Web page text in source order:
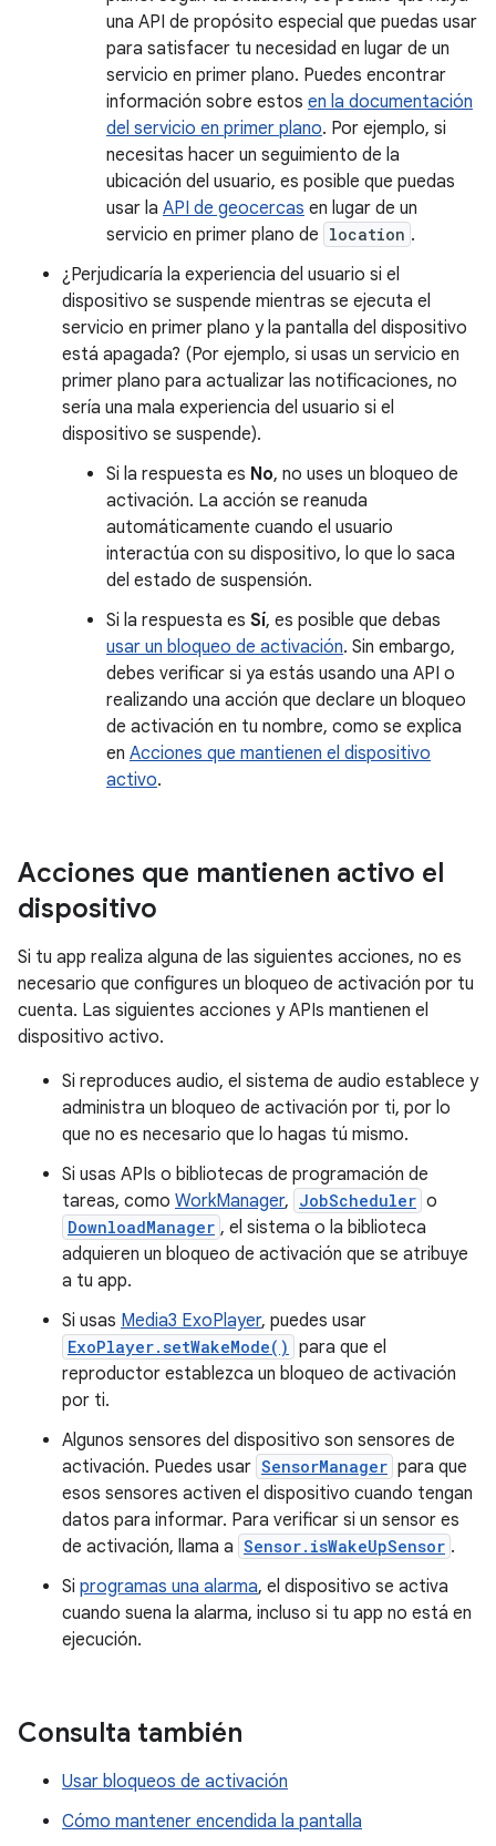
una API de propósito especial que puedas usar
para satisfacer tu necesidad en lugar de un
servicio en primer plano. Puedes encontrar
información sobre estos en la documentación
del servicio en primer plano. Por ejemplo, si
necesitas hacer un seguimiento de la
ubicación del usuario, es posible que puedas
usar la API de geocercas en lugar de un
servicio en primer plano de location .
¿Perjudicaría la experiencia del usuario si el
dispositivo se suspende mientras se ejecuta el
servicio en primer plano y la pantalla del dispositivo
está apagada? (Por ejemplo, si usas un servicio en
primer plano para actualizar las notificaciones, no
sería una mala experiencia del usuario si el
dispositivo se suspende).
Si la respuesta es No, no uses un bloqueo de
activación. La acción se reanuda
automáticamente cuando el usuario
interactúa con su dispositivo, lo que lo saca
del estado de suspensión.
Si la respuesta es Sí, es posible que debas
usar un bloqueo de activación. Sin embargo,
debes verificar si ya estás usando una API o
realizando una acción que declare un bloqueo
de activación en tu nombre, como se explica
en Acciones que mantienen el dispositivo
activo.
Acciones que mantienen activo el
dispositivo
Si tu app realiza alguna de las siguientes acciones, no es
necesario que configures un bloqueo de activación por tu
cuenta. Las siguientes acciones y APIs mantienen el
dispositivo activo.
Si reproduces audio, el sistema de audio establece y
administra un bloqueo de activación por ti, por lo
que no es necesario que lo hagas tú mismo.
Si usas APIs o bibliotecas de programación de
tareas, como WorkManager, JobScheduler o
DownloadManager , el sistema o la biblioteca
adquieren un bloqueo de activación que se atribuye
a tu app.
Si usas Media3 ExoPlayer, puedes usar
ExoPlayer.setWakeMode() para que el
reproductor establezca un bloqueo de activación
por ti.
Algunos sensores del dispositivo son sensores de
activación. Puedes usar SensorManager para que
esos sensores activen el dispositivo cuando tengan
datos para informar. Para verificar si un sensor es
de activación, llama a Sensor.isWakeUpSensor .
Si programas una alarma, el dispositivo se activa
cuando suena la alarma, incluso si tu app no está en
ejecución.
Consulta también
Usar bloqueos de activación
Cómo mantener encendida la pantalla